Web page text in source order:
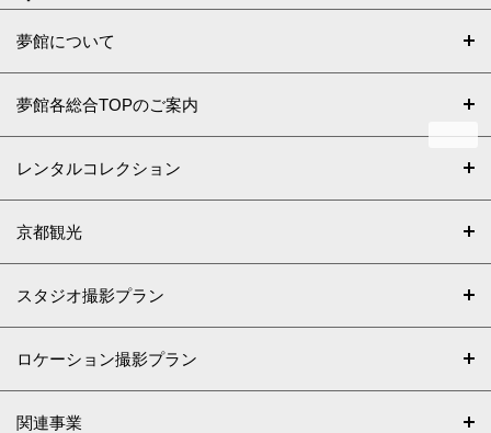
夢館について
夢館各総合TOPのご案内
レンタルコレクション
京都観光
スタジオ撮影プラン
ロケーション撮影プラン
関連事業